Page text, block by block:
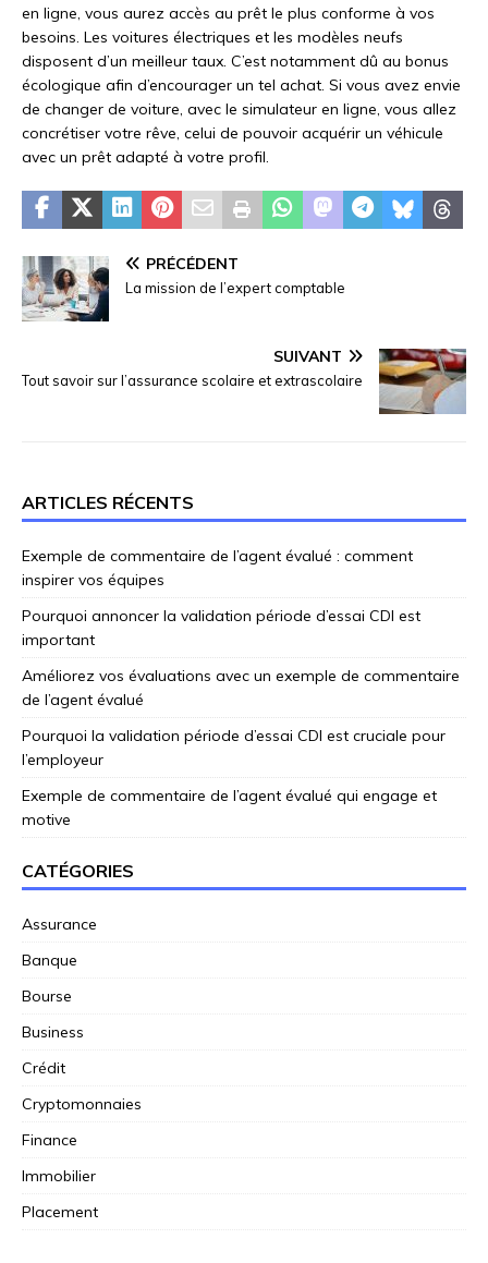
en ligne, vous aurez accès au prêt le plus conforme à vos
besoins. Les voitures électriques et les modèles neufs
disposent d’un meilleur taux. C’est notamment dû au bonus
écologique afin d’encourager un tel achat. Si vous avez envie
de changer de voiture, avec le simulateur en ligne, vous allez
concrétiser votre rêve, celui de pouvoir acquérir un véhicule
avec un prêt adapté à votre profil.
PRÉCÉDENT
La mission de l’expert comptable
SUIVANT
Tout savoir sur l’assurance scolaire et extrascolaire
ARTICLES RÉCENTS
Exemple de commentaire de l’agent évalué : comment
inspirer vos équipes
Pourquoi annoncer la validation période d’essai CDI est
important
Améliorez vos évaluations avec un exemple de commentaire
de l’agent évalué
Pourquoi la validation période d’essai CDI est cruciale pour
l’employeur
Exemple de commentaire de l’agent évalué qui engage et
motive
CATÉGORIES
Assurance
Banque
Bourse
Business
Crédit
Cryptomonnaies
Finance
Immobilier
Placement